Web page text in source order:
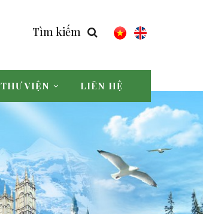
Tìm kiếm
THƯ VIỆN LIÊN HỆ